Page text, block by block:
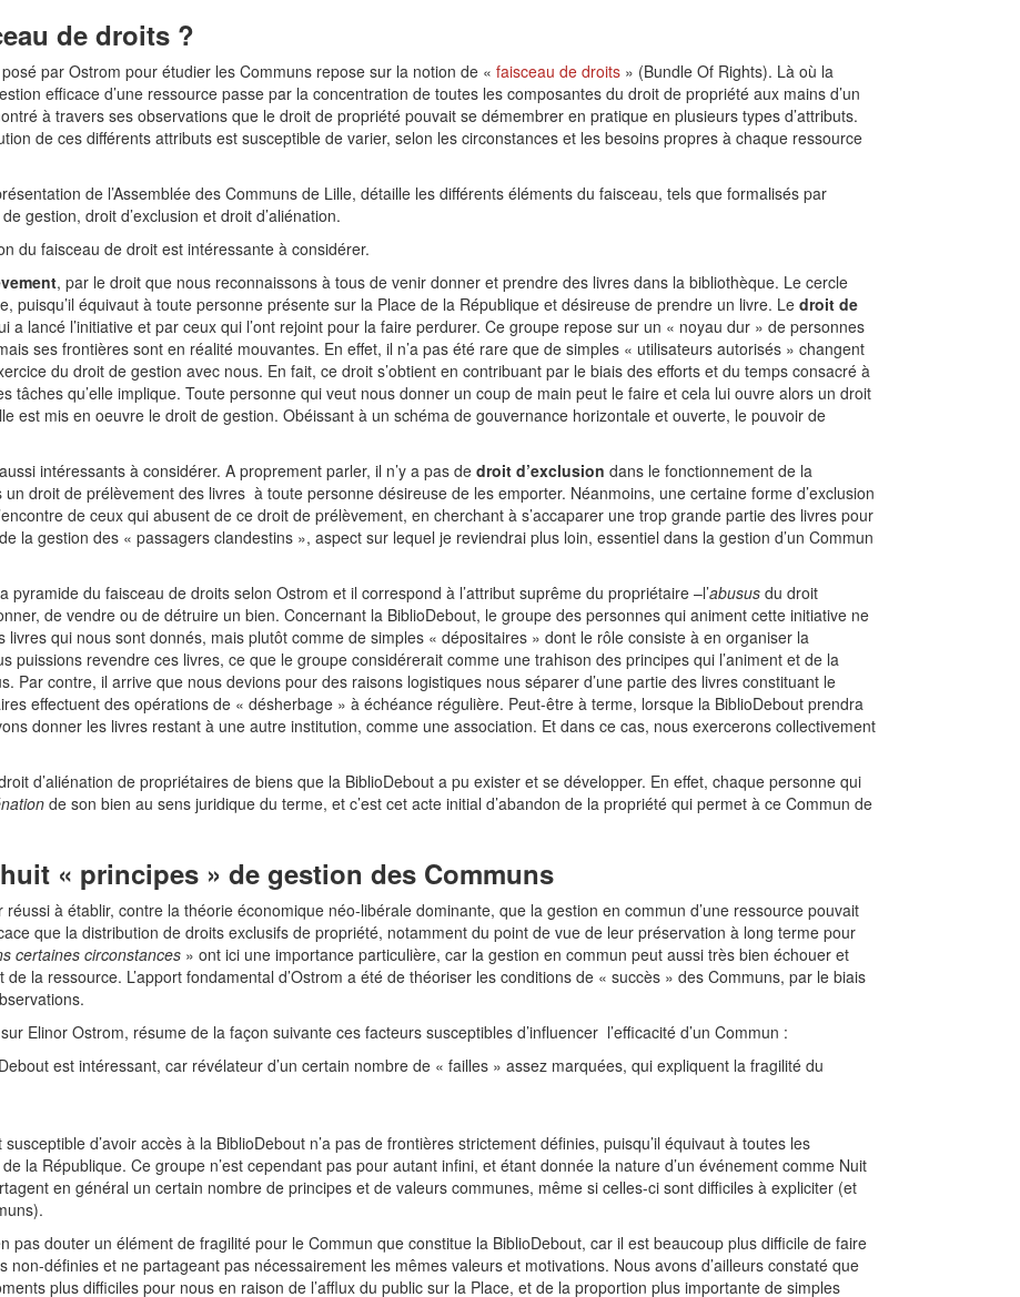
de droits ?
par Ostrom pour étudier les Communs repose sur la notion de « faisceau de droits » (Bundle Of Rights). Là où la
efficace d’une ressource passe par la concentration de toutes les composantes du droit de propriété aux mains d’un
à travers ses observations que le droit de propriété pouvait se démembrer en pratique en plusieurs types d’attributs.
de ces différents attributs est susceptible de varier, selon les circonstances et les besoins propres à chaque ressource
de l’Assemblée des Communs de Lille, détaille les différents éléments du faisceau, tels que formalisés par
gestion, droit d’exclusion et droit d’aliénation.
du faisceau de droit est intéressante à considérer.
, par le droit que nous reconnaissons à tous de venir donner et prendre des livres dans la bibliothèque. Le cercle
puisqu’il équivaut à toute personne présente sur la Place de la République et désireuse de prendre un livre. Le droit de
a lancé l’initiative et par ceux qui l’ont rejoint pour la faire perdurer. Ce groupe repose sur un « noyau dur » de personnes
ses frontières sont en réalité mouvantes. En effet, il n’a pas été rare que de simples « utilisateurs autorisés » changent
du droit de gestion avec nous. En fait, ce droit s’obtient en contribuant par le biais des efforts et du temps consacré à
tâches qu’elle implique. Toute personne qui veut nous donner un coup de main peut le faire et cela lui ouvre alors un droit
est mis en oeuvre le droit de gestion. Obéissant à un schéma de gouvernance horizontale et ouverte, le pouvoir de
intéressants à considérer. A proprement parler, il n’y a pas de droit d’exclusion dans le fonctionnement de la
droit de prélèvement des livres à toute personne désireuse de les emporter. Néanmoins, une certaine forme d’exclusion
de ceux qui abusent de ce droit de prélèvement, en cherchant à s’accaparer une trop grande partie des livres pour
la gestion des « passagers clandestins », aspect sur lequel je reviendrai plus loin, essentiel dans la gestion d’un Commun
pyramide du faisceau de droits selon Ostrom et il correspond à l’attribut suprême du propriétaire –l’abusus du droit
de vendre ou de détruire un bien. Concernant la BiblioDebout, le groupe des personnes qui animent cette initiative ne
qui nous sont donnés, mais plutôt comme de simples « dépositaires » dont le rôle consiste à en organiser la
puissions revendre ces livres, ce que le groupe considérerait comme une trahison des principes qui l’animent et de la
Par contre, il arrive que nous devions pour des raisons logistiques nous séparer d’une partie des livres constituant le
effectuent des opérations de « désherbage » à échéance régulière. Peut-être à terme, lorsque la BiblioDebout prendra
donner les livres restant à une autre institution, comme une association. Et dans ce cas, nous exercerons collectivement
d’aliénation de propriétaires de biens que la BiblioDebout a pu exister et se développer. En effet, chaque personne qui
de son bien au sens juridique du terme, et c’est cet acte initial d’abandon de la propriété qui permet à ce Commun de
« principes » de gestion des Communs
à établir, contre la théorie économique néo-libérale dominante, que la gestion en commun d’une ressource pouvait
que la distribution de droits exclusifs de propriété, notamment du point de vue de leur préservation à long terme pour
certaines circonstances » ont ici une importance particulière, car la gestion en commun peut aussi très bien échouer et
la ressource. L’apport fondamental d’Ostrom a été de théoriser les conditions de « succès » des Communs, par le biais
Elinor Ostrom, résume de la façon suivante ces facteurs susceptibles d’influencer l’efficacité d’un Commun :
est intéressant, car révélateur d’un certain nombre de « failles » assez marquées, qui expliquent la fragilité du
d’avoir accès à la BiblioDebout n’a pas de frontières strictement définies, puisqu’il équivaut à toutes les
la République. Ce groupe n’est cependant pas pour autant infini, et étant donnée la nature d’un événement comme Nuit
en général un certain nombre de principes et de valeurs communes, même si celles-ci sont difficiles à expliciter (et
pas douter un élément de fragilité pour le Commun que constitue la BiblioDebout, car il est beaucoup plus difficile de faire
définies et ne partageant pas nécessairement les mêmes valeurs et motivations. Nous avons d’ailleurs constaté que
plus difficiles pour nous en raison de l’afflux du public sur la Place, et de la proportion plus importante de simples